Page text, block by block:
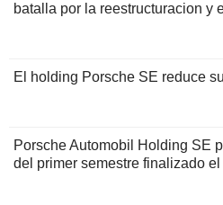
batalla por la reestructuracion y
El holding Porsche SE reduce
Porsche Automobil Holding SE
del primer semestre finalizado